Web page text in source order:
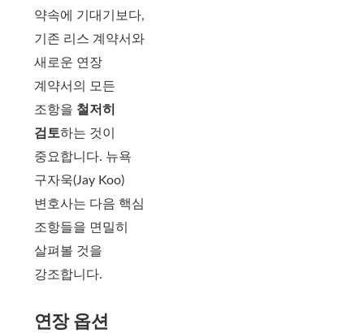
약속에 기대기보다,
기존 리스 계약서와
새로운 연장
계약서의 모든
조항을 철저히
검토하는 것이
중요합니다. 뉴욕
구자욱(Jay Koo)
변호사는 다음 핵심
조항들을 면밀히
살펴볼 것을
강조합니다.
연장 옵션